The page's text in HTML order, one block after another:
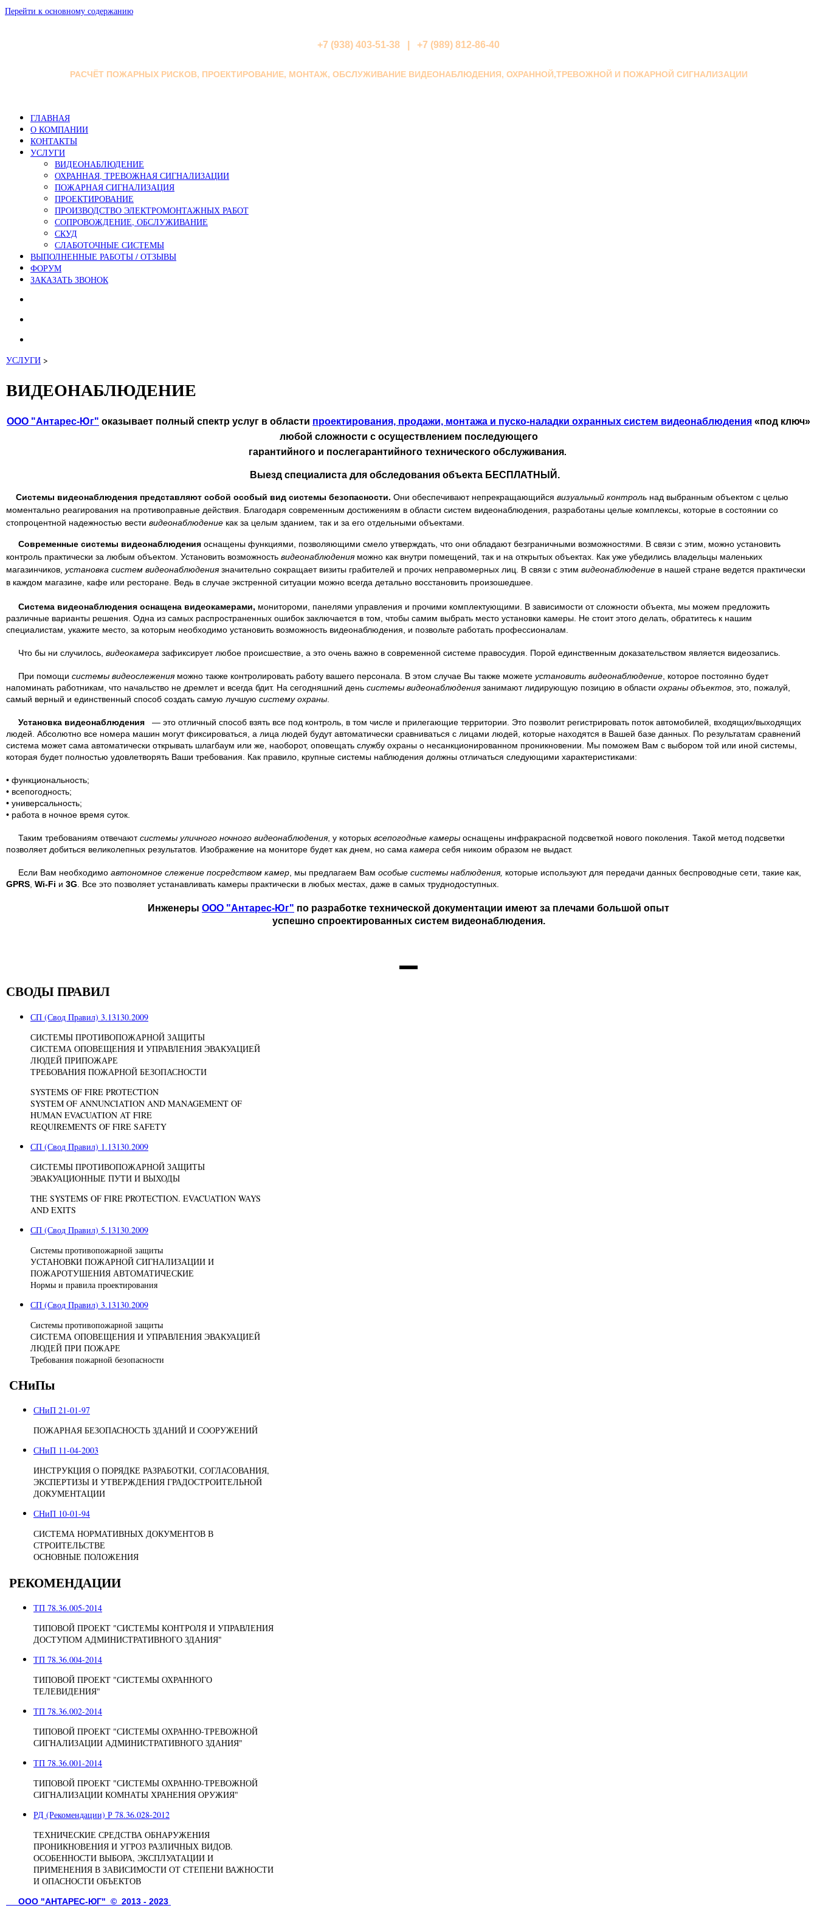
Перейти к основному содержанию
+7 (938) 403-51-38 | +7 (989) 812-86-40
РАСЧЁТ ПОЖАРНЫХ РИСКОВ, ПРОЕКТИРОВАНИЕ, МОНТАЖ, ОБСЛУЖИВАНИЕ ВИДЕОНАБЛЮДЕНИЯ, ОХРАННОЙ,ТРЕВОЖНОЙ И ПОЖАРНОЙ СИГНАЛИЗАЦИИ
ГЛАВНАЯ
О КОМПАНИИ
КОНТАКТЫ
УСЛУГИ
ВИДЕОНАБЛЮДЕНИЕ
ОХРАННАЯ, ТРЕВОЖНАЯ СИГНАЛИЗАЦИИ
ПОЖАРНАЯ СИГНАЛИЗАЦИЯ
ПРОЕКТИРОВАНИЕ
ПРОИЗВОДСТВО ЭЛЕКТРОМОНТАЖНЫХ РАБОТ
СОПРОВОЖДЕНИЕ, ОБСЛУЖИВАНИЕ
СКУД
СЛАБОТОЧНЫЕ СИСТЕМЫ
ВЫПОЛНЕННЫЕ РАБОТЫ / ОТЗЫВЫ
ФОРУМ
ЗАКАЗАТЬ ЗВОНОК
УСЛУГИ >
ВИДЕОНАБЛЮДЕНИЕ
ООО "Антарес-Юг" оказывает полный спектр услуг в области проектирования, продажи, монтажа и пуско-наладки охранных систем видеонаблюдения «под ключ»
любой сложности с осуществлением последующего
гарантийного и послегарантийного технического обслуживания.
Выезд специалиста для обследования объекта БЕСПЛАТНЫЙ.
Системы видеонаблюдения представляют собой особый вид системы безопасности. Они обеспечивают непрекращающийся визуальный контроль над выбранным объектом с целью
моментально реагирования на противоправные действия. Благодаря современным достижениям в области систем видеонаблюдения, разработаны целые комплексы, которые в состоянии со
стопроцентной надежностью вести видеонаблюдение как за целым зданием, так и за его отдельными объектами.
Современные системы видеонаблюдения оснащены функциями, позволяющими смело утверждать, что они обладают безграничными возможностями. В связи с этим, можно установить
контроль практически за любым объектом. Установить возможность видеонаблюденияможно как внутри помещений, так и на открытых объектах. Как уже убедились владельцы маленьких
магазинчиков, установка систем видеонаблюдениязначительно сокращает визиты грабителей и прочих неправомерных лиц. В связи с этим видеонаблюдение в нашей стране ведется практически
в каждом магазине, кафе или ресторане. Ведь в случае экстренной ситуации можно всегда детально восстановить произошедшее.
Система видеонаблюдения оснащена видеокамерами, монитороми, панелями управления и прочими комплектующими. В зависимости от сложности объекта, мы можем предложить
различные варианты решения. Одна из самых распространенных ошибок заключается в том, чтобы самим выбрать место установки камеры. Не стоит этого делать, обратитесь к нашим
специалистам, укажите место, за которым необходимо установить возможность видеонаблюдения, и позвольте работать профессионалам.
Что бы ни случилось, видеокамера зафиксирует любое происшествие, а это очень важно в современной системе правосудия. Порой единственным доказательством является видеозапись.
При помощи системы видеослеженияможно также контролировать работу вашего персонала. В этом случае Вы также можете установить видеонаблюдение , которое постоянно будет
напоминать работникам, что начальство не дремлет и всегда бдит. На сегодняшний день системы видеонаблюдениязанимают лидирующую позицию в области охраны объектов , это, пожалуй,
самый верный и единственный способ создать самую лучшую систему охраны
Установка видеонаблюдения — это отличный способ взять все под контроль, в том числе и прилегающие территории. Это позволит регистрировать поток автомобилей, входящих/выходящих
людей. Абсолютно все номера машин могут фиксироваться, а лица людей будут автоматически сравниваться с лицами людей, которые находятся в Вашей базе данных. По результатам сравнений
система может сама автоматически открывать шлагбаум или же, наоборот, оповещать службу охраны о несанкционированном проникновении. Мы поможем Вам с выбором той или иной системы,
которая будет полностью удовлетворять Ваши требования. Как правило, крупные системы наблюдения должны отличаться следующими характеристиками:
• функциональность;
• всепогодность;
• универсальность;
• работа в ночное время суток.
Таким требованиям отвечаютсистемы уличного ночного видеонаблюдения, у которых всепогодные камеры оснащены инфракрасной подсветкой нового поколения. Такой метод подсветки
позволяет добиться великолепных результатов. Изображение на мониторе будет как днем, но сама камера себя никоим образом не выдаст.
Если Вам необходимо автономное слежение посредством камер , мы предлагаем Вам особые системы наблюдения, которые используют для передачи данных беспроводные сети, такие как,
GPRS Wi-Fi и 3G . Все это позволяет устанавливать камеры практически в любых местах, даже в самых труднодоступных.
Инженеры ООО "Антарес-Юг" по разработке технической документации имеют за плечами большой опыт
успешно спроектированных систем видеонаблюдения.
СВОДЫ ПРАВИЛ
СП (Свод Правил) 3.13130.2009
СИСТЕМЫ ПРОТИВОПОЖАРНОЙ ЗАЩИТЫ
СИСТЕМА ОПОВЕЩЕНИЯ И УПРАВЛЕНИЯ ЭВАКУАЦИЕЙ
ЛЮДЕЙ ПРИПОЖАРЕ
ТРЕБОВАНИЯ ПОЖАРНОЙ БЕЗОПАСНОСТИ
SYSTEMS OF FIRE PROTECTION
SYSTEM OF ANNUNCIATION AND MANAGEMENT OF
HUMAN EVACUATION AT FIRE
REQUIREMENTS OF FIRE SAFETY
СП (Свод Правил) 1.13130.2009
СИСТЕМЫ ПРОТИВОПОЖАРНОЙ ЗАЩИТЫ
ЭВАКУАЦИОННЫЕ ПУТИ И ВЫХОДЫ
THE SYSTEMS OF FIRE PROTECTION. EVACUATION WAYS
AND EXITS
СП (Свод Правил) 5.13130.2009
Системы противопожарной защиты
УСТАНОВКИ ПОЖАРНОЙ СИГНАЛИЗАЦИИ И
ПОЖАРОТУШЕНИЯ АВТОМАТИЧЕСКИЕ
Нормы и правила проектирования
СП (Свод Правил) 3.13130.2009
Системы противопожарной защиты
СИСТЕМА ОПОВЕЩЕНИЯ И УПРАВЛЕНИЯ ЭВАКУАЦИЕЙ
ЛЮДЕЙ ПРИ ПОЖАРЕ
Требования пожарной безопасности
СНиПы
СНиП 21-01-97
ПОЖАРНАЯ БЕЗОПАСНОСТЬ ЗДАНИЙ И СООРУЖЕНИЙ
СНиП 11-04-2003
ИНСТРУКЦИЯ О ПОРЯДКЕ РАЗРАБОТКИ, СОГЛАСОВАНИЯ,
ЭКСПЕРТИЗЫ И УТВЕРЖДЕНИЯ ГРАДОСТРОИТЕЛЬНОЙ
ДОКУМЕНТАЦИИ
СНиП 10-01-94
СИСТЕМА НОРМАТИВНЫХ ДОКУМЕНТОВ В
СТРОИТЕЛЬСТВЕ
ОСНОВНЫЕ ПОЛОЖЕНИЯ
РЕКОМЕНДАЦИИ
ТП 78.36.005-2014
ТИПОВОЙ ПРОЕКТ "СИСТЕМЫ КОНТРОЛЯ И УПРАВЛЕНИЯ
ДОСТУПОМ АДМИНИСТРАТИВНОГО ЗДАНИЯ"
ТП 78.36.004-2014
ТИПОВОЙ ПРОЕКТ "СИСТЕМЫ ОХРАННОГО
ТЕЛЕВИДЕНИЯ"
ТП 78.36.002-2014
ТИПОВОЙ ПРОЕКТ "СИСТЕМЫ ОХРАННО-ТРЕВОЖНОЙ
СИГНАЛИЗАЦИИ АДМИНИСТРАТИВНОГО ЗДАНИЯ"
ТП 78.36.001-2014
ТИПОВОЙ ПРОЕКТ "СИСТЕМЫ ОХРАННО-ТРЕВОЖНОЙ
СИГНАЛИЗАЦИИ КОМНАТЫ ХРАНЕНИЯ ОРУЖИЯ"
РД (Рекомендации) Р 78.36.028-2012
ТЕХНИЧЕСКИЕ СРЕДСТВА ОБНАРУЖЕНИЯ
ПРОНИКНОВЕНИЯ И УГРОЗ РАЗЛИЧНЫХ ВИДОВ.
ОСОБЕННОСТИ ВЫБОРА, ЭКСПЛУАТАЦИИ И
ПРИМЕНЕНИЯ В ЗАВИСИМОСТИ ОТ СТЕПЕНИ ВАЖНОСТИ
И ОПАСНОСТИ ОБЪЕКТОВ
ООО "АНТАРЕС-ЮГ" © 2013 - 2023